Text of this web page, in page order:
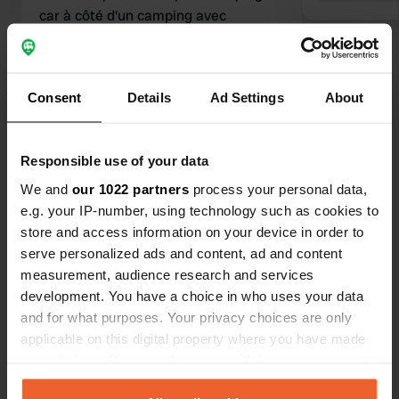
Consent Details Ad Settings About
Responsible use of your data
We and our 1022 partners process your personal data,
e.g. your IP-number, using technology such as cookies to
store and access information on your device in order to
serve personalized ads and content, ad and content
measurement, audience research and services
development. You have a choice in who uses your data
and for what purposes. Your privacy choices are only
applicable on this digital property where you have made
any time from the Cookie Declaration or by clicking on
car à côté d'un camping avec
24,90 €. Douches et toilettes : la clé
coûte 3 € par personne. Il faut
L'eau est interdite dans la cuisine,
mais elle est disponible aux
sanitaires pour 1 €. Le Wi-Fi est à 1 €
de l'heure. Au final, le prix est un peu
élevé pour cet emplacement, mais
c'est vous qui voyez. En revanche, un
espace vaisselle bien équipé avec
eau chaude est à disposition !
Traduit par GoogleAfficher l'original
Voir tous les 43 avis
Es-tu déjà venu ici ?
Contact